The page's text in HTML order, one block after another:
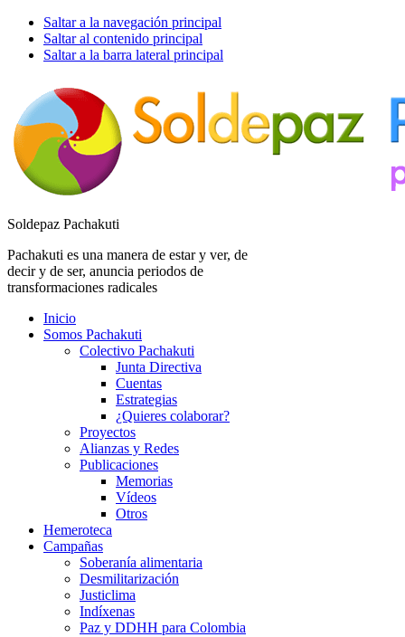
Saltar a la navegación principal
Saltar al contenido principal
Saltar a la barra lateral principal
Soldepaz Pachakuti
Pachakuti es una manera de estar y ver, de
decir y de ser, anuncia periodos de
transformaciones radicales
Inicio
Somos Pachakuti
Colectivo Pachakuti
Junta Directiva
Cuentas
Estrategias
¿Quieres colaborar?
Proyectos
Alianzas y Redes
Publicaciones
Memorias
Vídeos
Otros
Hemeroteca
Campañas
Soberanía alimentaria
Desmilitarización
Justiclima
Indíxenas
Paz y DDHH para Colombia